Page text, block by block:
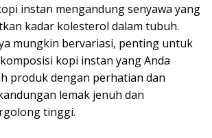
instan mengandung senyawa yang
kadar kolesterol dalam tubuh.
mungkin bervariasi, penting untuk
kopi instan yang Anda
produk dengan perhatian dan
lemak jenuh dan
tinggi.